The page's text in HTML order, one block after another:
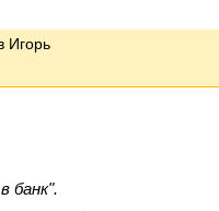
Игорь
банк".